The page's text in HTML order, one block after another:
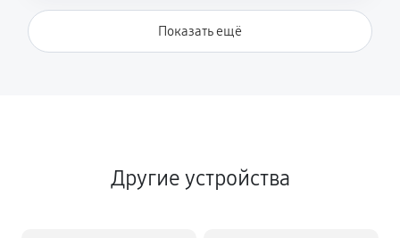
Показать ещё
Другие устройства